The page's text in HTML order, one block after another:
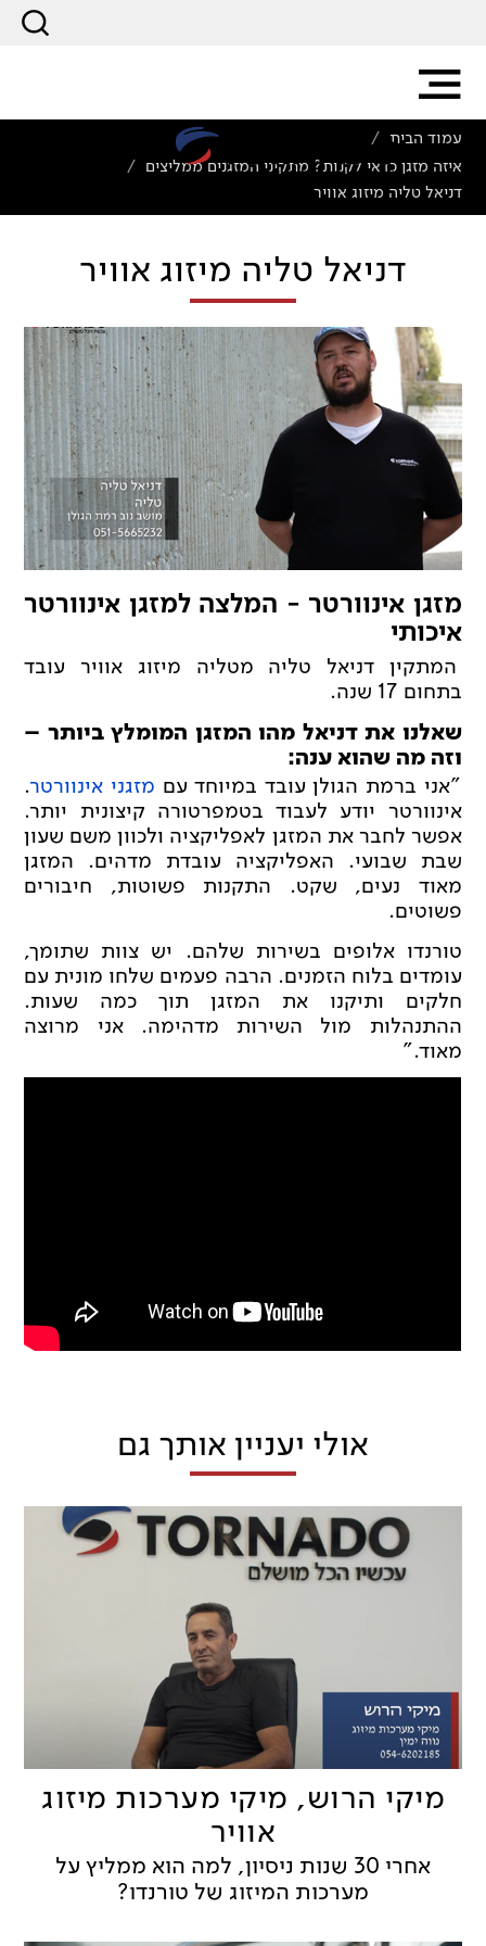
עמוד הבית /
איזה מזגן כדאי לקנות? מתקיני המזגנים ממליצים /
דניאל טליה מיזוג אוויר
דניאל טליה מיזוג אוויר
מזגן אינוורטר - המלצה למזגן אינוורטר
איכותי
המתקין דניאל טליה מטליה מיזוג אוויר עובד
בתחום 17 שנה.
שאלנו את דניאל מהו המזגן המומלץ ביותר –
וזה מה שהוא ענה:
"אני ברמת הגולן עובד במיוחד עם מזגני אינוורטר.
אינוורטר יודע לעבוד בטמפרטורה קיצונית יותר.
אפשר לחבר את המזגן לאפליקציה ולכוון משם שעון
שבת שבועי. האפליקציה עובדת מדהים. המזגן
מאוד נעים, שקט. התקנות פשוטות, חיבורים
פשוטים.
טורנדו אלופים בשירות שלהם. יש צוות שתומך,
עומדים בלוח הזמנים. הרבה פעמים שלחו מונית עם
חלקים ותיקנו את המזגן תוך כמה שעות.
ההתנהלות מול השירות מדהימה. אני מרוצה
מאוד."
אולי יעניין אותך גם
מיקי הרוש, מיקי מערכות מיזוג
אוויר
אחרי 30 שנות ניסיון, למה הוא ממליץ על
מערכות המיזוג של טורנדו?